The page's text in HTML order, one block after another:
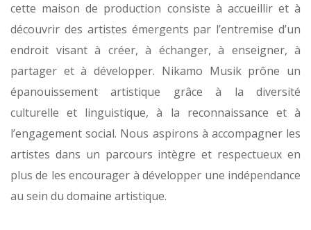
cette maison de production consiste à accueillir et à
découvrir des artistes émergents par l’entremise d’un
endroit visant à créer, à échanger, à enseigner, à
partager et à développer. Nikamo Musik prône un
épanouissement artistique grâce à la diversité
culturelle et linguistique, à la reconnaissance et à
l’engagement social. Nous aspirons à accompagner les
artistes dans un parcours intègre et respectueux en
plus de les encourager à développer une indépendance
au sein du domaine artistique.